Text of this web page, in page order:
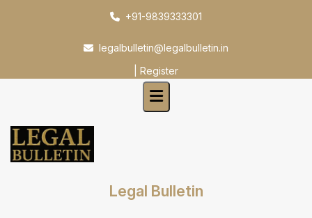
+91-9839333301
legalbulletin@legalbulletin.in
Register
Legal Bulletin